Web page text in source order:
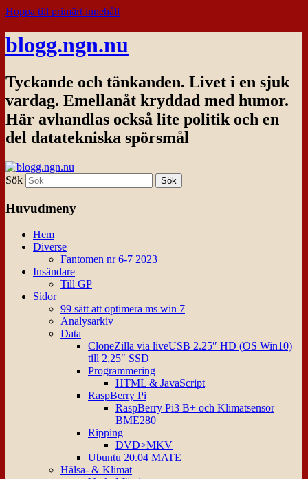
Hoppa till primärt innehåll
blogg.ngn.nu
Tyckande och tänkanden. Livet i en sjuk
vardag. Emellanåt kryddad med humor.
Här avhandlas också lite politik och en
del datatekniska spörsmål
Sök
Huvudmeny
Hem
Diverse
Fantomen nr 6-7 2023
Insändare
Till GP
Sidor
99 sätt att optimera ms win 7
Analysarkiv
Data
CloneZilla via liveUSB 2.25″ HD (OS Win10)
till 2,25″ SSD
Programmering
HTML & JavaScript
RaspBerry Pi
RaspBerry Pi3 B+ och Klimatsensor
BME280
Ripping
DVD>MKV
Ubuntu 20.04 MATE
Hälsa- & Klimat